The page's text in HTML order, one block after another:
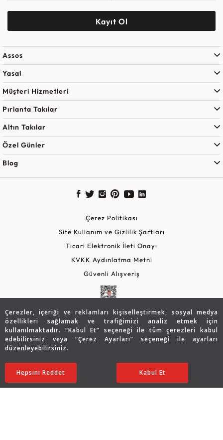
Çerezler, içeriği ve reklamları kişiselleştirmek, sosyal medya
özellikleri sağlamak ve trafiğimizi analiz etmek için
kullanılmaktadır. “Kabul Et” seçeneği ile tüm çerezleri kabul
edebilirsiniz veya “Çerez Ayarları” seçeneği ile ayarları
düzenleyebilirsiniz.
Ayarları Düzenle
Hepsini Reddet Kabul Et
77.609 TL
54.326TL SATIN ALIN
Kayıt Ol
Assos
Yasal
Müşteri Hizmetleri
Pırlanta Takılar
Altın Takılar
Özel Günler
Blog
Çerez Politikası
Site Kullanım ve Gizlilik Şartları
Ticari Elektronik İleti Onayı
KVKK Aydınlatma Metni
Güvenli Alışveriş
Copyright © 2026 Assos Pırlanta - Bu sitenin tüm hakları